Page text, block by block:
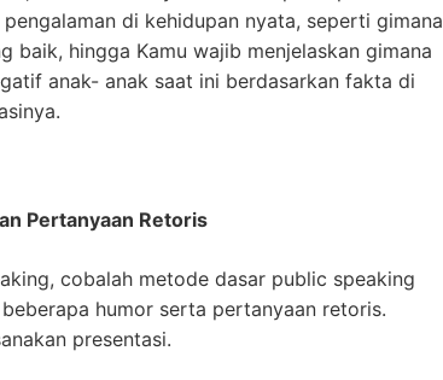
di kehidupan nyata, seperti gimana
baik, hingga Kamu wajib menjelaskan gimana
anak- anak saat ini berdasarkan fakta di
Pertanyaan Retoris
cobalah metode dasar public speaking
humor serta pertanyaan retoris.
presentasi.